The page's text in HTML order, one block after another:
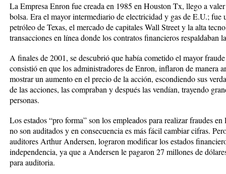
La Empresa Enron fue creada en 1985 en Houston Tx, llego a
bolsa. Era el mayor intermediario de electricidad y gas de E.U.;
petróleo de Texas, el mercado de capitales Wall Street y la alta
transacciones en línea donde los contratos financieros respaldaban
A finales de 2001, se descubrió que había cometido el mayor
consistió en que los administradores de Enron, inflaron de manera
mostrar un aumento en el precio de la acción, escondiendo sus
de las acciones, las compraban y después las vendían, trayendo
personas.
Los estados “pro forma” son los empleados para realizar fraudes
no son auditados y en consecuencia es más fácil cambiar cifras.
auditores Arthur Andersen, lograron modificar los estados
independencia, ya que a Andersen le pagaron 27 millones de
para auditoria.